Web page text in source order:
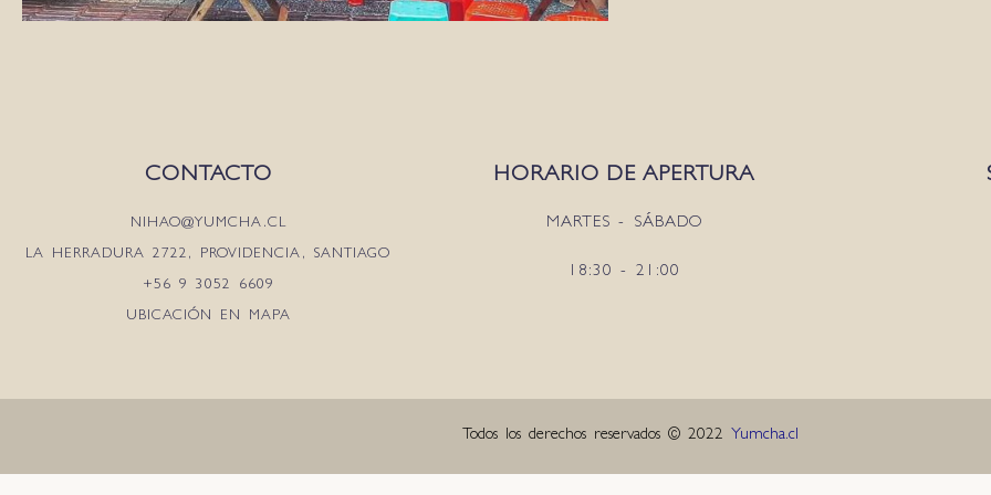
CONTACTO
NIHAO@YUMCHA.CL
LA HERRADURA 2722, PROVIDENCIA, SANTIAGO
+56 9 3052 6609
UBICACIÓN EN MAPA
HORARIO DE APERTURA
MARTES - SÁBADO
18:30 - 21:00
Todos los derechos reservados © 2022 Yumcha.cl